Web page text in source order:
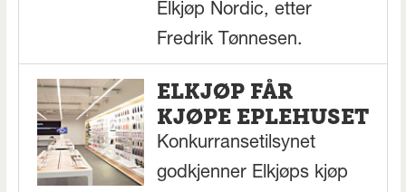
Elkjøp Nordic, etter
Fredrik Tønnesen.
ELKJØP FÅR
KJØPE EPLEHUSET
Konkurransetilsynet
godkjenner Elkjøps kjøp